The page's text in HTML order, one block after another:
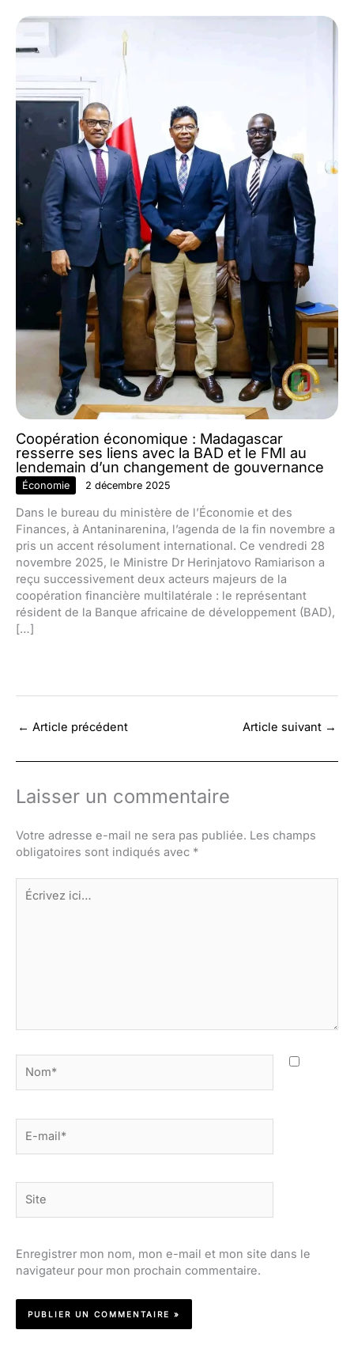
Coopération économique : Madagascar
resserre ses liens avec la BAD et le FMI au
lendemain d’un changement de gouvernance
Économie 2 décembre 2025
Dans le bureau du ministère de l’Économie et des
Finances, à Antaninarenina, l’agenda de la fin novembre a
pris un accent résolument international. Ce vendredi 28
novembre 2025, le Ministre Dr Herinjatovo Ramiarison a
reçu successivement deux acteurs majeurs de la
coopération financière multilatérale : le représentant
résident de la Banque africaine de développement (BAD),
[…]
← Article précédent Article suivant →
Laisser un commentaire
Votre adresse e-mail ne sera pas publiée. Les champs
obligatoires sont indiqués avec *
Écrivez
ici…
mail*
Enregistrer mon nom, mon e-mail et mon site dans le
navigateur pour mon prochain commentaire.